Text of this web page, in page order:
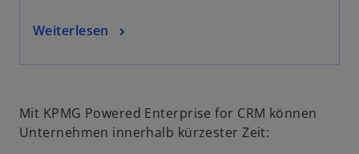
Weiterlesen
Mit KPMG Powered Enterprise for CRM können
Unternehmen innerhalb kürzester Zeit: